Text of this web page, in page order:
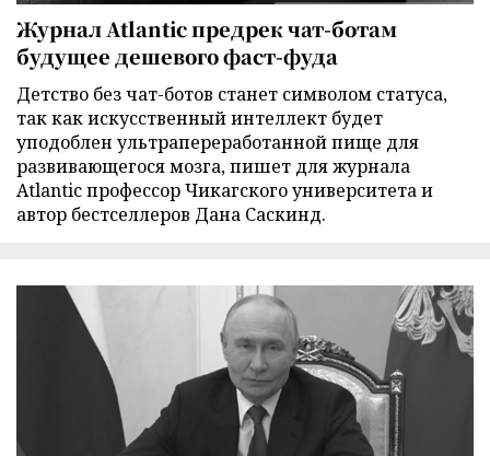
Журнал Atlantic предрек чат-ботам
будущее дешевого фаст-фуда
Детство без чат-ботов станет символом статуса,
так как искусственный интеллект будет
уподоблен ультрапереработанной пище для
развивающегося мозга, пишет для журнала
Atlantic профессор Чикагского университета и
автор бестселлеров Дана Саскинд.